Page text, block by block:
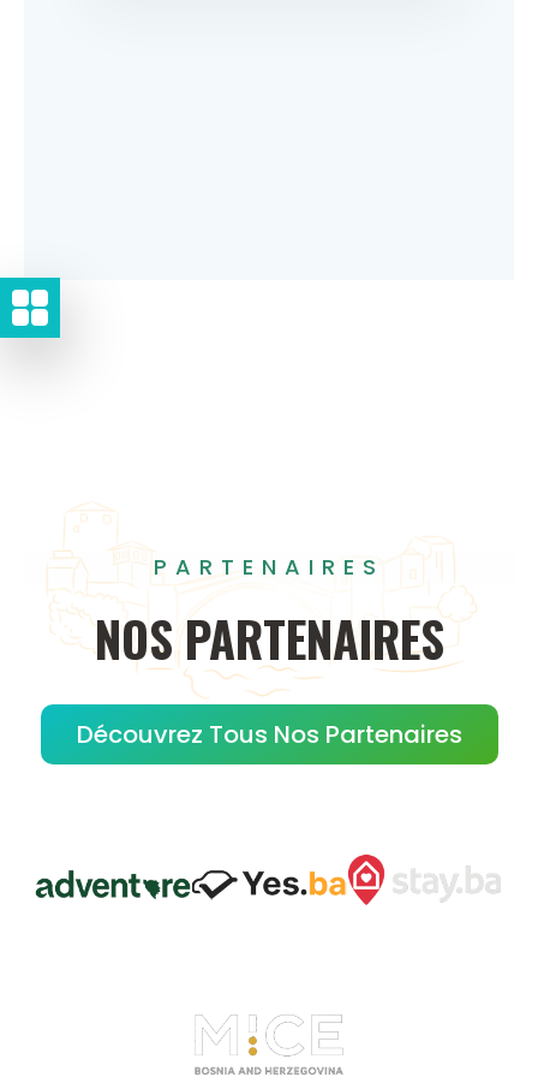
PARTENAIRES
NOS PARTENAIRES
Découvrez Tous Nos Partenaires